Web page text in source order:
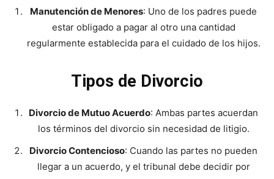
Manutención de Menores: Uno de los padres puede
estar obligado a pagar al otro una cantidad
regularmente establecida para el cuidado de los hijos.
Tipos de Divorcio
Divorcio de Mutuo Acuerdo: Ambas partes acuerdan
los términos del divorcio sin necesidad de litigio.
Divorcio Contencioso: Cuando las partes no pueden
llegar a un acuerdo, y el tribunal debe decidir por